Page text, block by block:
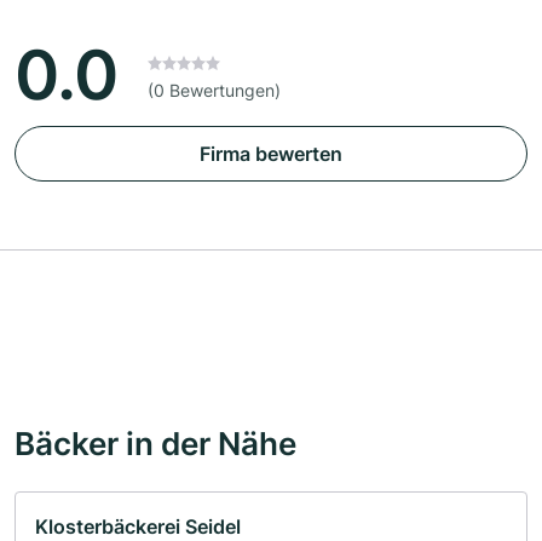
0.0 (0 Bewertungen)
Firma bewerten
Bäcker in der Nähe
Klosterbäckerei Seidel